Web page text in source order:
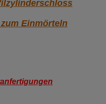
Einmörteln